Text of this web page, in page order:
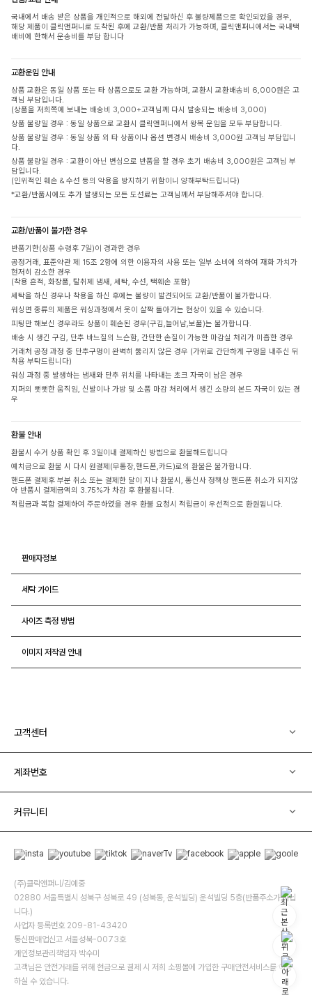
국내에서 배송 받은 상품을 개인적으로 해외에 전달하신 후 불량제품으로 확인되었을 경우,
해당 제품이 클릭앤퍼니로 도착된 후에 교환/반품 처리가 가능하며, 클릭앤퍼니에서는 국내택
배비에 한해서 운송비를 부담 합니다
교환운임 안내
상품 교환은 동일 상품 또는 타 상품으로도 교환 가능하며, 교환시 교환배송비 6,000원은 고
객님 부담입니다.
(상품을 저희쪽에 보내는 배송비 3,000+고객님께 다시 발송되는 배송비 3,000)
상품 불량일 경우 : 동일 상품으로 교환시 클릭앤퍼니에서 왕복 운임을 모두 부담합니다.
상품 불량일 경우 : 동일 상품 외 타 상품이나 옵션 변경시 배송비 3,000원 고객님 부담입니
다.
상품 불량일 경우 : 교환이 아닌 변심으로 반품을 할 경우 초기 배송비 3,000원은 고객님 부
담입니다.
(인위적인 훼손 & 수선 등의 악용을 방지하기 위함이니 양해부탁드립니다)
*교환/반품시에도 추가 발생되는 모든 도선료는 고객님께서 부담해주셔야 합니다.
교환/반품이 불가한 경우
반품기한(상품 수령후 7일)이 경과한 경우
공정거래, 표준약관 제 15조 2항에 의한 이용자의 사용 또는 일부 소비에 의하여 재화 가치가
현저히 감소한 경우
(착용 흔적, 화장품, 탈취제 냄새, 세탁, 수선, 택훼손 포함)
세탁을 하신 경우나 착용을 하신 후에는 불량이 발견되어도 교환/반품이 불가합니다.
워싱면 종류의 제품은 워싱과정에서 옷이 살짝 돌아가는 현상이 있을 수 있습니다.
피팅만 해보신 경우라도 상품이 훼손된 경우(구김,늘어남,보풀)는 불가합니다.
배송 시 생긴 구김, 단추 바느질의 느슨함, 간단한 손질이 가능한 마감실 처리가 미흡한 경우
거래처 공정 과정 중 단추구멍이 완벽히 뚫리지 않은 경우 (가위로 간단하게 구멍을 내주신 뒤
착용 부탁드립니다)
워싱 과정 중 발생하는 냄새와 단추 위치를 나타내는 초크 자국이 남은 경우
지퍼의 뻣뻣한 움직임, 신발이나 가방 및 소품 마감 처리에서 생긴 소량의 본드 자국이 있는 경
우
환불 안내
환불시 수거 상품 확인 후 3일이내 결제하신 방법으로 환불해드립니다
예치금으로 환불 시 다시 원결제(무통장,핸드폰,카드)로의 환불은 불가합니다.
핸드폰 결제후 부분 취소 또는 결제한 달이 지나 환불시, 통신사 정책상 핸드폰 취소가 되지않
아 반품시 결제금액의 3.75%가 차감 후 환불됩니다.
적립금과 복합 결제하여 주문하였을 경우 환불 요청시 적립금이 우선적으로 환원됩니다.
판매자정보
세탁 가이드
사이즈 측정 방법
이미지 저작권 안내
고객센터
계좌번호
커뮤니티
(주)클릭앤퍼니/김예중
02880 서울특별시 성북구 성북로 49 (성북동, 운석빌딩) 운석빌딩 5층(반품주소가 아닙
니다.)
사업자 등록번호 209-81-43420
통신판매업신고 서울성북-0073호
개인정보관리책임자 박수미
고객님은 안전거래를 위해 현금으로 결제 시 저희 소핑몰에 가입한 구매안전서비스를 이용
하실 수 있습니다.